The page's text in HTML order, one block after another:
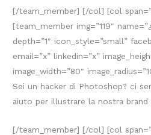
[/team_member] [/col] [col
[team_member img=”119″
depth=”1″ icon_style=”small”
email=”x” linkedin=”x”
image_width=”80″
Sei un hacker di Photoshop? ci
aiuto per illustrare la nostra
[/team_member] [/col] [col